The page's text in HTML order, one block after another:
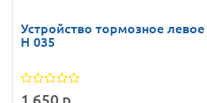
Устройство тормозное
H 035